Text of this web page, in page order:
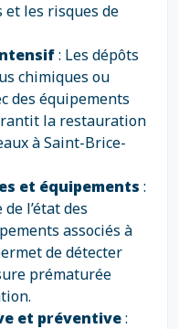
les risques de
: Les dépôts
chimiques ou
des équipements
la restauration
à Saint-Brice-
et équipements :
l’état des
associés à
de détecter
prématurée
et préventive: